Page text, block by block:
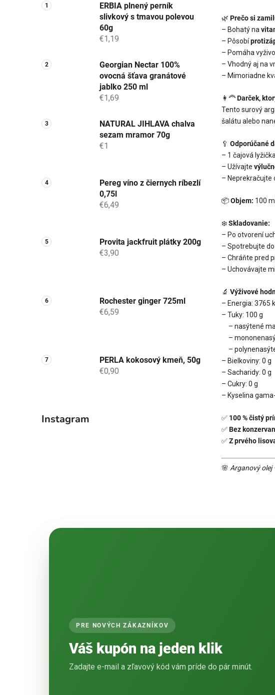
ERBIA plnený perník
slivkový s tmavou polevou
60g
€1,19
Georgian Nectar 100%
ovocná šťava granátové
jablko 250 ml
€1,69
NATURAL JIHLAVA chalva
sezam mramor 70g
€1
Pereg víno z čiernych ríbezlí
0,75l
€6,49
Provita jackfruit plátky 200g
€3,90
Rochester ginger 725ml
€6,59
PERLA kokosový kmeň, 50g
€0,90
Instagram
🌿 Prečo si
– Bohatý na
– Pôsobí
– Pomáha
– Vhodný aj na
– Mimoriadne
👩‍🦰Darček,
Tento surový
šalátu alebo
🥄 Odporúčané
– 1 čajová
– Užívajte
– Neprekračujte
📦Objem: 100
❄️Skladovanie:
– Po otvorení
– Spotrebujte
– Chráňte pred
– Uchovávajte
🔬 Výživové
– Energia: 3765
– Tuky: 100 g
– nasýtené
–
–
– Bielkoviny: 0 g
– Sacharidy: 0 g
– Cukry: 0 g
– Kyselina
✅ 100 % čistý
✅Bez
✅Z prvého
🌸 Arganový olej
PRE NOVÝCH ZÁKAZNÍKOV
Váš kupón na jeden klik
Zadajte e-mail a zľavový kód vám príde do pár minút.